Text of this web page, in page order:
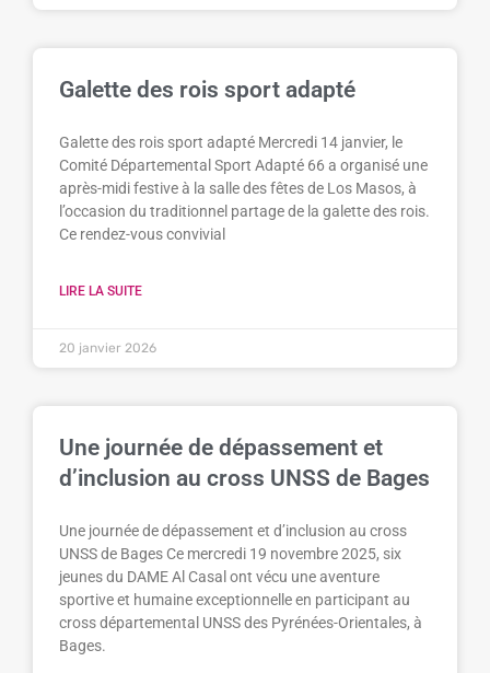
Galette des rois sport adapté
Galette des rois sport adapté Mercredi 14 janvier, le
Comité Départemental Sport Adapté 66 a organisé une
après-midi festive à la salle des fêtes de Los Masos, à
l’occasion du traditionnel partage de la galette des rois.
Ce rendez-vous convivial
LIRE LA SUITE
20 janvier 2026
Une journée de dépassement et
d’inclusion au cross UNSS de Bages
Une journée de dépassement et d’inclusion au cross
UNSS de Bages Ce mercredi 19 novembre 2025, six
jeunes du DAME Al Casal ont vécu une aventure
sportive et humaine exceptionnelle en participant au
cross départemental UNSS des Pyrénées-Orientales, à
Bages.